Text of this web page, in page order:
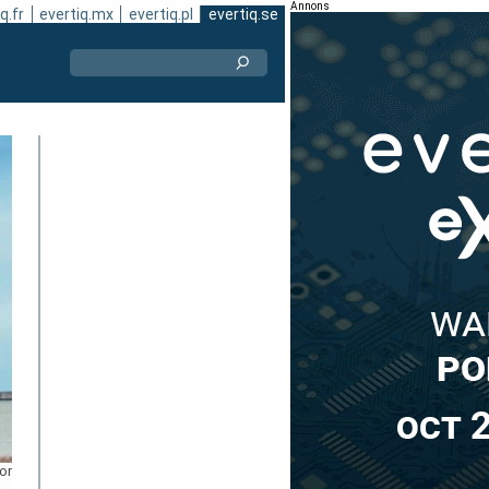
evertiq.mx evertiq.pl evertiq.se Annons